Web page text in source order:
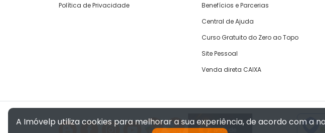
Política de Privacidade
Benefícios e Parcerias
Central de Ajuda
Curso Gratuito do Zero ao Topo
Site Pessoal
Venda direta CAIXA
A Imóvelp utiliza cookies para melhorar a sua experiência, de acordo com a